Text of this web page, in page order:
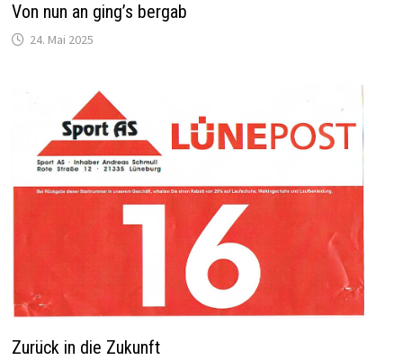
Von nun an ging’s bergab
24. Mai 2025
Zurück in die Zukunft